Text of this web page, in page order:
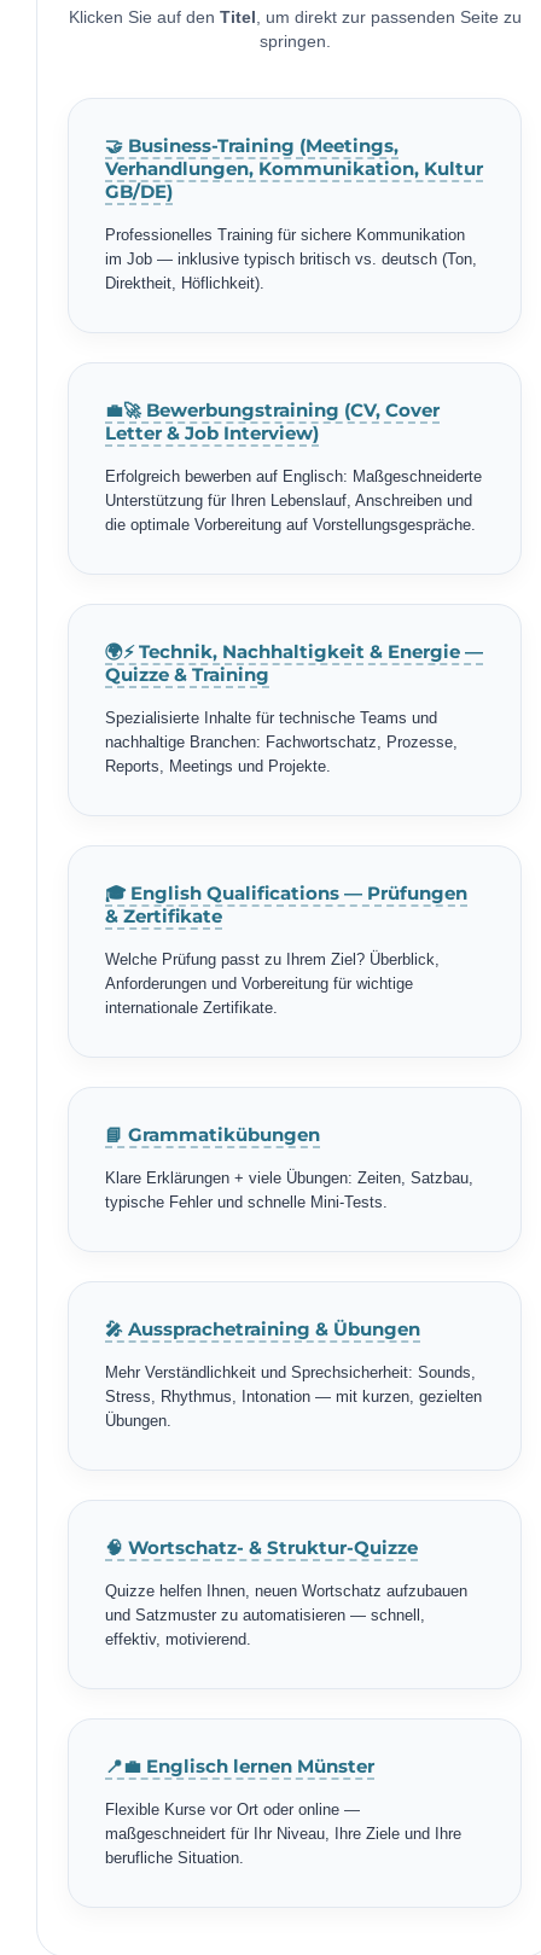
Klicken Sie auf den Titel
, um direkt zur passenden Seite zu
springen.
🤝 Business-Training (Meetings,
Verhandlungen, Kommunikation, Kultur
GB/DE)
Professionelles Training für sichere Kommunikation
im Job — inklusive typisch britisch vs. deutsch (Ton,
Direktheit, Höflichkeit).
💼🚀 Bewerbungstraining (CV, Cover
Letter & Job Interview)
Erfolgreich bewerben auf Englisch: Maßgeschneiderte
Unterstützung für Ihren Lebenslauf, Anschreiben und
die optimale Vorbereitung auf Vorstellungsgespräche.
🌍⚡ Technik, Nachhaltigkeit & Energie —
Quizze & Training
Spezialisierte Inhalte für technische Teams und
nachhaltige Branchen: Fachwortschatz, Prozesse,
Reports, Meetings und Projekte.
🎓 English Qualifications — Prüfungen
& Zertifikate
Welche Prüfung passt zu Ihrem Ziel? Überblick,
Anforderungen und Vorbereitung für wichtige
internationale Zertifikate.
📘 Grammatikübungen
Klare Erklärungen + viele Übungen: Zeiten, Satzbau,
typische Fehler und schnelle Mini-Tests.
🎤 Aussprachetraining & Übungen
Mehr Verständlichkeit und Sprechsicherheit: Sounds,
Stress, Rhythmus, Intonation — mit kurzen, gezielten
Übungen.
🧠 Wortschatz- & Struktur-Quizze
Quizze helfen Ihnen, neuen Wortschatz aufzubauen
und Satzmuster zu automatisieren — schnell,
effektiv, motivierend.
📍💼 Englisch lernen Münster
Flexible Kurse vor Ort oder online —
maßgeschneidert für Ihr Niveau, Ihre Ziele und Ihre
berufliche Situation.